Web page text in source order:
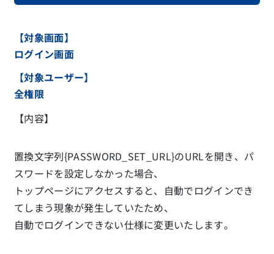
【対象画面】
ログイン画面
【対象ユーザー】
全権限
【内容】
置換文字列{PASSWORD_SET_URL}のURLを開き、パ
スワードを設定しなかった場合、
トップページにアクセスすると、自動でログインでき
てしまう現象が発生していたため、
自動でログインできない仕様に変更いたします。